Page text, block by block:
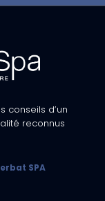
conseils d’un
reconnus
SPA